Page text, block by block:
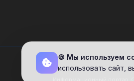
🍪 Мы используем
использовать сайт,